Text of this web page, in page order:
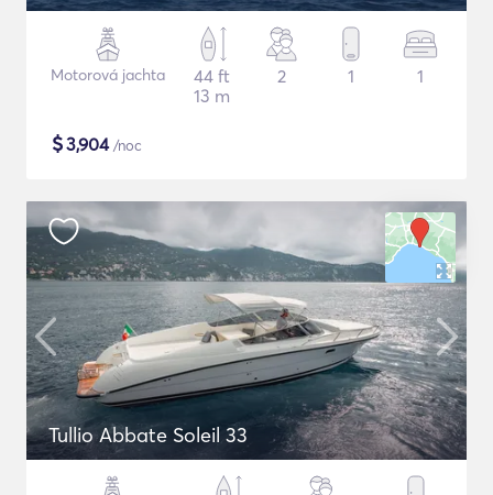
Motorová jachta
44 ft
13 m
2 1 1
$3,904/noc
Tullio Abbate Soleil 33